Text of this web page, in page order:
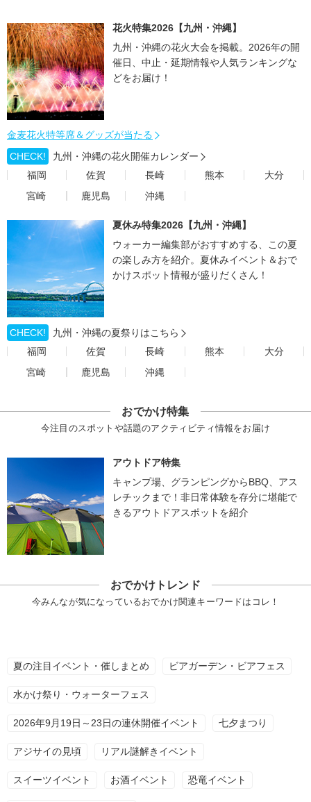
花火特集2026【九州・沖縄】
九州・沖縄の花火大会を掲載。2026年の開
催日、中止・延期情報や人気ランキングな
どをお届け！
金麦花火特等席＆グッズが当たる
CHECK!
九州・沖縄の花火開催カレンダー
福岡
佐賀 長崎 熊本
大分
宮崎
鹿児島 沖縄
夏休み特集2026【九州・沖縄】
ウォーカー編集部がおすすめする、この夏
の楽しみ方を紹介。夏休みイベント＆おで
かけスポット情報が盛りだくさん！
CHECK!
九州・沖縄の夏祭りはこちら
福岡
佐賀 長崎 熊本
大分
宮崎
鹿児島 沖縄
おでかけ特集
今注目のスポットや話題のアクティビティ情報をお届け
アウトドア特集
キャンプ場、グランピングからBBQ、アス
レチックまで！非日常体験を存分に堪能で
きるアウトドアスポットを紹介
おでかけトレンド
今みんなが気になっているおでかけ関連キーワードはコレ！
夏の注目イベント・催しまとめ ビアガーデン・ビアフェス
水かけ祭り・ウォーターフェス
2026年9月19日～23日の連休開催イベント 七夕まつり
アジサイの見頃 リアル謎解きイベント
スイーツイベント お酒イベント 恐竜イベント